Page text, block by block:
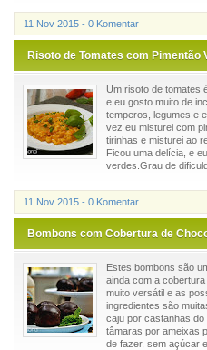
11 Nov 2015 - 0 Komentar
Risoto de Tomates com Pimentão
Um risoto de tomates
e eu gosto muito de
temperos, legumes e
vez eu misturei com
tirinhas e misturei ao
Ficou uma delícia, e
verdes.Grau de
11 Nov 2015 - 0 Komentar
Bombons com Cobertura de
Estes bombons são
ainda com a
muito versátil e as
ingredientes são
caju por castanhas do
tâmaras por ameixas
de fazer, sem açúcar e